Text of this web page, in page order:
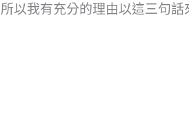
所以我有充分的理由以這三句